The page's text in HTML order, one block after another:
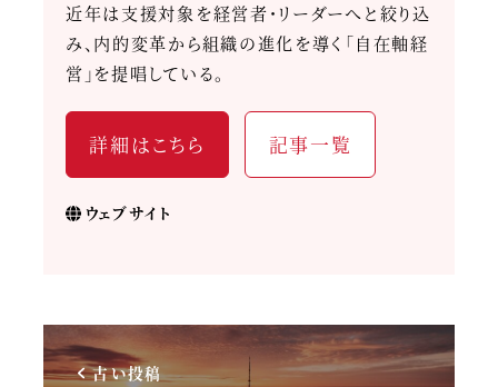
近年は支援対象を経営者・リーダーへと絞り込
み、内的変革から組織の進化を導く「自在軸経
営」を提唱している。
詳細はこちら 記事一覧
ウェブサイト
古い投稿